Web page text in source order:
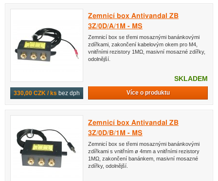
330,00 CZK / ks bez dph
Zemnicí box Antivandal ZB
3Z/0D/A/1M - MS
Zemnicí box se třemi mosaznými banánkovými
zdířkami, zakončení kabelovým okem pro M4,
vnitřními rezistory 1MΩ, masivní mosazné zdířky,
odolnější.
SKLADEM
Více o produktu
Zemnicí box Antivandal ZB
3Z/0D/B/1M - MS
Zemnicí box se třemi mosaznými banánkovými
zdířkami s vnitřním ø 4mm a vnitřními rezistory
1MΩ, zakončení banánkem, masivní mosazné
zdířky, odolnější.